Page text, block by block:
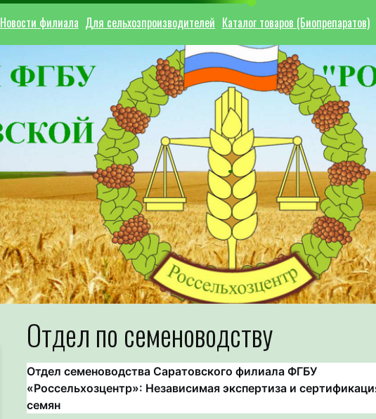
Новости филиала Для сельхозпроизводителей Каталог товаров (Биопрепаратов)
Отдел по семеноводству
Отдел семеноводства Саратовского филиала ФГБУ
«Россельхозцентр»: Независимая экспертиза и
семян